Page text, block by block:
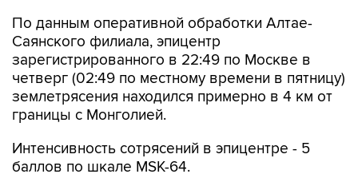
По данным оперативной обработки Алтае-
Саянского филиала, эпицентр
зарегистрированного в 22:49 по Москве в
четверг (02:49 по местному времени в пятницу)
землетрясения находился примерно в 4 км от
границы с Монголией.
Интенсивность сотрясений в эпицентре - 5
баллов по шкале MSK-64.